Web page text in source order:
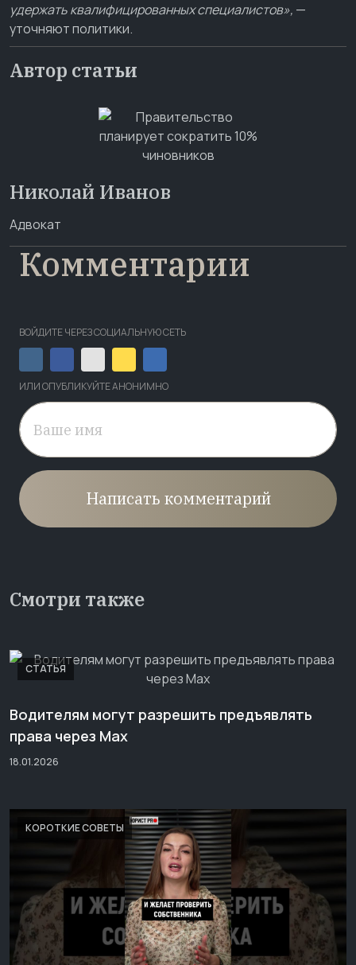
удержать квалифицированных специалистов», —
уточняют политики.
Автор статьи
Николай Иванов
Адвокат
Комментарии
ВОЙДИТЕ ЧЕРЕЗ СОЦИАЛЬНУЮ СЕТЬ
ИЛИ ОПУБЛИКУЙТЕ АНОНИМНО
Написать комментарий
Смотри также
СТАТЬЯ
Водителям могут разрешить предъявлять
права через Max
18.01.2026
КОРОТКИЕ СОВЕТЫ